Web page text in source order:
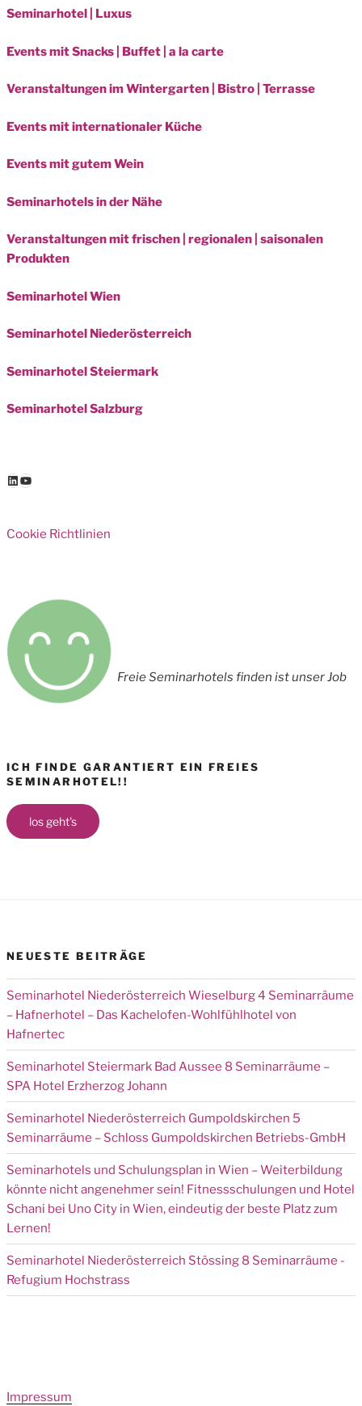
Seminarhotel | Luxus
Events mit Snacks | Buffet | a la carte
Veranstaltungen im Wintergarten | Bistro | Terrasse
Events mit internationaler Küche
Events mit gutem Wein
Seminarhotels in der Nähe
Veranstaltungen mit frischen | regionalen | saisonalen
Produkten
Seminarhotel Wien
Seminarhotel Niederösterreich
Seminarhotel Steiermark
Seminarhotel Salzburg
LinkedIn
YouTube
Cookie Richtlinien
Freie Seminarhotels finden ist unser Job
ICH FINDE GARANTIERT EIN FREIES
SEMINARHOTEL!!
los geht's
NEUESTE BEITRÄGE
Seminarhotel Niederösterreich Wieselburg 4 Seminarräume
– Hafnerhotel – Das Kachelofen-Wohlfühlhotel von
Hafnertec
Seminarhotel Steiermark Bad Aussee 8 Seminarräume –
SPA Hotel Erzherzog Johann
Seminarhotel Niederösterreich Gumpoldskirchen 5
Seminarräume – Schloss Gumpoldskirchen Betriebs-GmbH
Seminarhotels und Schulungsplan in Wien – Weiterbildung
könnte nicht angenehmer sein! Fitnessschulungen und Hotel
Schani bei Uno City in Wien, eindeutig der beste Platz zum
Lernen!
Seminarhotel Niederösterreich Stössing 8 Seminarräume -
Refugium Hochstrass
Impressum